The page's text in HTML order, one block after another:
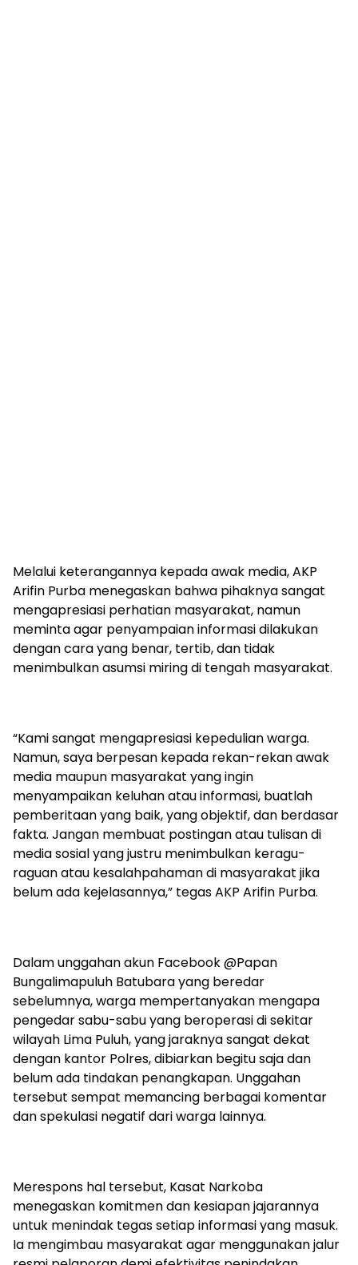
Melalui keterangannya kepada awak media, AKP
Arifin Purba menegaskan bahwa pihaknya sangat
mengapresiasi perhatian masyarakat, namun
meminta agar penyampaian informasi dilakukan
dengan cara yang benar, tertib, dan tidak
menimbulkan asumsi miring di tengah masyarakat.
“Kami sangat mengapresiasi kepedulian warga.
Namun, saya berpesan kepada rekan-rekan awak
media maupun masyarakat yang ingin
menyampaikan keluhan atau informasi, buatlah
pemberitaan yang baik, yang objektif, dan berdasar
fakta. Jangan membuat postingan atau tulisan di
media sosial yang justru menimbulkan keragu-
raguan atau kesalahpahaman di masyarakat jika
belum ada kejelasannya,” tegas AKP Arifin Purba.
Dalam unggahan akun Facebook @Papan
Bungalimapuluh Batubara yang beredar
sebelumnya, warga mempertanyakan mengapa
pengedar sabu-sabu yang beroperasi di sekitar
wilayah Lima Puluh, yang jaraknya sangat dekat
dengan kantor Polres, dibiarkan begitu saja dan
belum ada tindakan penangkapan. Unggahan
tersebut sempat memancing berbagai komentar
dan spekulasi negatif dari warga lainnya.
Merespons hal tersebut, Kasat Narkoba
menegaskan komitmen dan kesiapan jajarannya
untuk menindak tegas setiap informasi yang masuk.
Ia mengimbau masyarakat agar menggunakan jalur